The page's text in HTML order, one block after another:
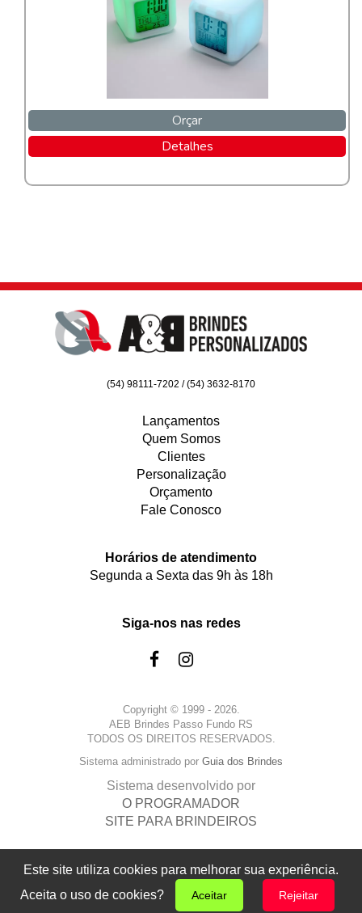
Orçar
Detalhes
(54) 98111-7202 / (54) 3632-8170
Lançamentos
Quem Somos
Clientes
Personalização
Orçamento
Fale Conosco
Horários de atendimento
Segunda a Sexta das 9h às 18h
Siga-nos nas redes
Copyright © 1999 - 2026.
AEB Brindes Passo Fundo RS
TODOS OS DIREITOS RESERVADOS.
Sistema administrado por Guia dos Brindes
Sistema desenvolvido por
O PROGRAMADOR
SITE PARA BRINDEIROS
Este site utiliza cookies para melhorar sua experiência.
Aceita o uso de cookies?
Aceitar Rejeitar